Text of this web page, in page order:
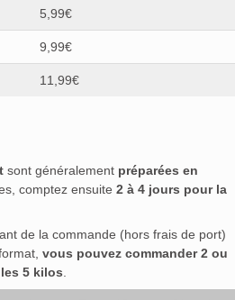
5,99€
9,99€
11,99€
sont généralement préparées en
comptez ensuite 2 à 4 jours pour la
de la commande (hors frais de port)
vous pouvez commander 2 ou
5 kilos